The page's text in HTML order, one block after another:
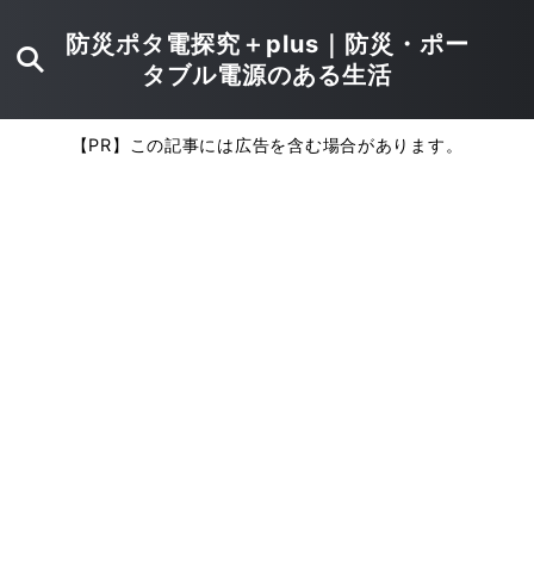
防災ポタ電探究＋plus｜防災・ポー
タブル電源のある生活
【PR】この記事には広告を含む場合があります。